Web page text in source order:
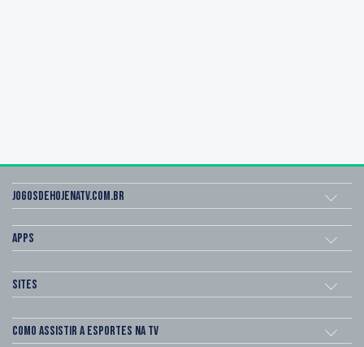
Jogosdehojenatv.com.br
Apps
Sites
Como assistir a esportes na TV